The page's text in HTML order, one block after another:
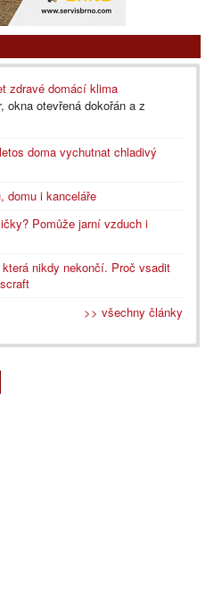
zdravé domácí klima
okna otevřená dokořán a z
doma vychutnat chladivý
domu i kanceláře
Pomůže jarní vzduch i
nikdy nekončí. Proč vsadit
>> všechny články